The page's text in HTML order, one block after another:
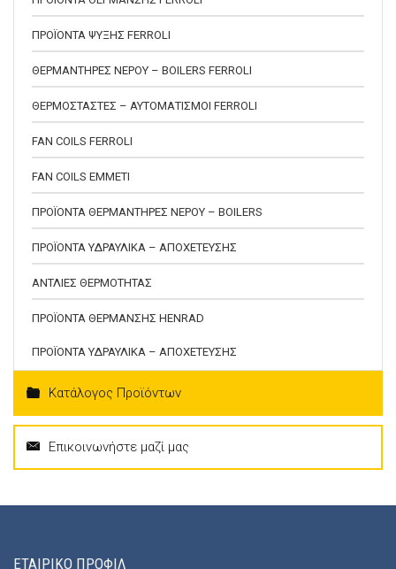
ΠΡΟΪΟΝΤΑ ΨΥΞΗΣ FERROLI
ΘΕΡΜΑΝΤΗΡΕΣ ΝΕΡΟΥ – BOILERS FERROLI
ΘΕΡΜΟΣΤΑΣΤΕΣ – ΑΥΤΟΜΑΤΙΣΜΟΙ FERROLI
FAN COILS FERROLI
FAN COILS EMMETI
ΠΡΟΪΟΝΤΑ ΘΕΡΜΑΝΤΗΡΕΣ ΝΕΡΟΥ – BOILERS
ΠΡΟΪΟΝΤΑ ΥΔΡΑΥΛΙΚΑ – ΑΠΟΧΕΤΕΥΣΗΣ
ΑΝΤΛΙΕΣ ΘΕΡΜΟΤΗΤΑΣ
ΠΡΟΪΟΝΤΑ ΘΕΡΜΑΝΣΗΣ HENRAD
ΠΡΟΪΟΝΤΑ ΥΔΡΑΥΛΙΚΑ – ΑΠΟΧΕΤΕΥΣΗΣ
Κατάλογος Προϊόντων
Επικοινωνήστε μαζί μας
ΕΤΑΙΡΙΚΟ ΠΡΟΦΙΛ